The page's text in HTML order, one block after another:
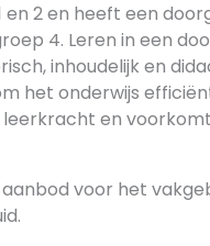
2 en heeft een
4. Leren in een
inhoudelijk en
het onderwijs
en
voor het